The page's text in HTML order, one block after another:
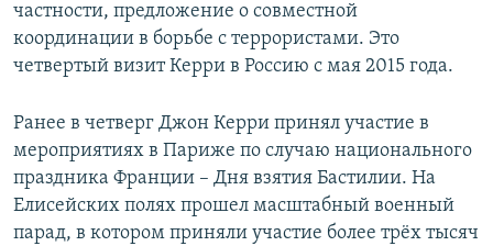
частности, предложение о совместной
координации в борьбе с террористами. Это
четвертый визит Керри в Россию с мая 2015 года.
Ранее в четверг Джон Керри принял участие в
мероприятиях в Париже по случаю национального
праздника Франции – Дня взятия Бастилии. На
Елисейских полях прошел масштабный военный
парад, в котором приняли участие более трёх тысяч